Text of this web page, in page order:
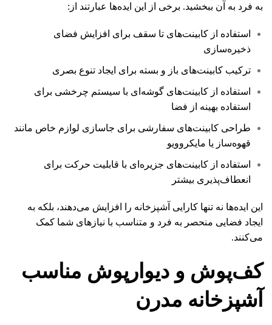
به فرد به آن ببخشید. برخی از این ایده‌ها عبارتند از:
استفاده از کابینت‌های تا سقف برای افزایش فضای
ذخیره‌سازی
ترکیب کابینت‌های باز و بسته برای ایجاد تنوع بصری
استفاده از کابینت‌های گوشه‌ای با سیستم چرخشی برای
استفاده بهینه از فضا
طراحی کابینت‌های سفارشی برای جاسازی لوازم خاص مانند
قهوه‌ساز یا مایکروویو
استفاده از کابینت‌های جزیره‌ای با قابلیت حرکت برای
انعطاف‌پذیری بیشتر
این ایده‌ها نه تنها کارایی آشپزخانه را افزایش می‌دهند، بلکه به
ایجاد فضایی منحصر به فرد و متناسب با نیازهای شما کمک
می‌کنند.
کف‌پوش و دیوارپوش مناسب
آشپزخانه مدرن